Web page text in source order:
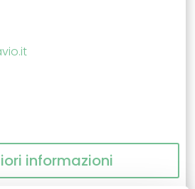
informazioni